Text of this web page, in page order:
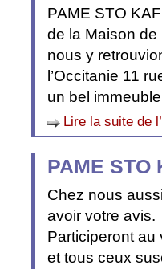
PAME STO
de la Maison de
nous y
l’Occitanie 11
un bel
Lire la suite de
PAME STO
Chez nous
avoir votre avis.
Participeront au
et tous ceux